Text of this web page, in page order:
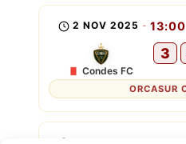
2 NOV 2025 - 13:00
Condes FC
3
ORCASUR